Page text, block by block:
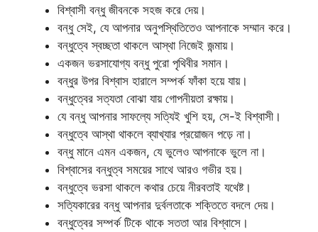
বিশ্বাসী বন্ধু জীবনকে সহজ করে দেয়।
বন্ধু সেই, যে আপনার অনুপস্থিতিতেও আপনাকে সম্মান করে।
বন্ধুত্বে স্বচ্ছতা থাকলে আস্থা নিজেই জন্মায়।
একজন ভরসাযোগ্য বন্ধু পুরো পৃথিবীর সমান।
বন্ধুর উপর বিশ্বাস হারালে সম্পর্ক ফাঁকা হয়ে যায়।
বন্ধুত্বের সত্যতা বোঝা যায় গোপনীয়তা রক্ষায়।
যে বন্ধু আপনার সাফল্যে সত্যিই খুশি হয়, সে-ই বিশ্বাসী।
বন্ধুত্বে আস্থা থাকলে ব্যাখ্যার প্রয়োজন পড়ে না।
বন্ধু মানে এমন একজন, যে ভুলেও আপনাকে ভুলে না।
বিশ্বাসের বন্ধুত্ব সময়ের সাথে আরও গভীর হয়।
বন্ধুত্বে ভরসা থাকলে কথার চেয়ে নীরবতাই যথেষ্ট।
সত্যিকারের বন্ধু আপনার দুর্বলতাকে শক্তিতে বদলে দেয়।
বন্ধুত্বের সম্পর্ক টিকে থাকে সততা আর বিশ্বাসে।